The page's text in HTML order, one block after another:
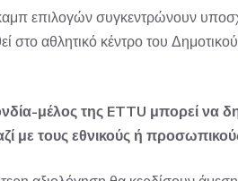
επιλογών συγκεντρώνουν
στο αθλητικό κέντρο του
μέλος της ETTU μπορεί να
με τους εθνικούς ή